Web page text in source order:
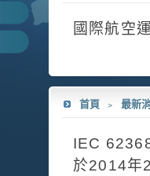
國際航空
首頁 ﹥ 最新
IEC
於2014年